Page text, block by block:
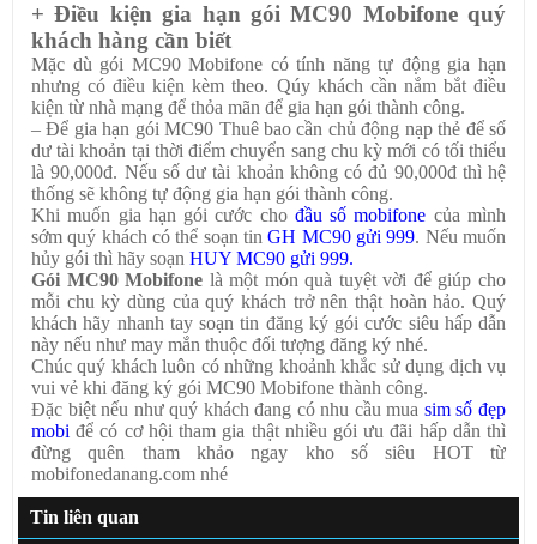
+ Điều kiện gia hạn gói MC90 Mobifone quý
khách hàng cần biết
Mặc dù gói MC90 Mobifone có tính năng tự động gia hạn
nhưng có điều kiện kèm theo. Qúy khách cần nắm bắt điều
kiện từ nhà mạng để thỏa mãn để gia hạn gói thành công.
– Để gia hạn gói MC90 Thuê bao cần chủ động nạp thẻ để số
dư tài khoản tại thời điểm chuyển sang chu kỳ mới có tối thiểu
là 90,000đ. Nếu số dư tài khoản không có đủ 90,000đ thì hệ
thống sẽ không tự động gia hạn gói thành công.
Khi muốn gia hạn gói cước cho đầu số mobifone của mình
sớm quý khách có thể soạn tinGH MC90 gửi 999. Nếu muốn
hủy gói thì hãy soạn HUY MC90 gửi 999.
Gói MC90 Mobifone là một món quà tuyệt vời để giúp cho
mỗi chu kỳ dùng của quý khách trở nên thật hoàn hảo. Quý
khách hãy nhanh tay soạn tin đăng ký gói cước siêu hấp dẫn
này nếu như may mắn thuộc đối tượng đăng ký nhé.
Chúc quý khách luôn có những khoảnh khắc sử dụng dịch vụ
vui vẻ khi đăng ký gói MC90 Mobifone thành công.
Đặc biệt nếu như quý khách đang có nhu cầu mua sim số đẹp
mobi để có cơ hội tham gia thật nhiều gói ưu đãi hấp dẫn thì
đừng quên tham khảo ngay kho số siêu HOT từ
mobifonedanang.com nhé
Tin liên quan